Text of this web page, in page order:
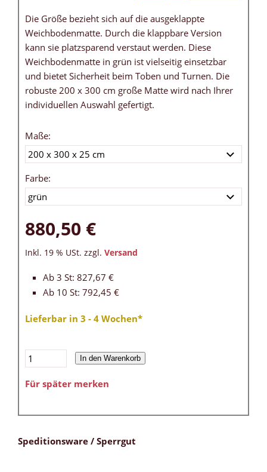
Die Größe bezieht sich auf die ausgeklappte
Weichbodenmatte. Durch die klappbare Version
kann sie platzsparend verstaut werden. Diese
Weichbodenmatte in grün ist vielseitig einsetzbar
und bietet Sicherheit beim Toben und Turnen. Die
robuste 200 x 300 cm große Matte wird nach Ihrer
individuellen Auswahl gefertigt.
Maße:
Farbe:
880,50 €
Inkl. 19 % USt. zzgl. Versand
Ab 3 St: 827,67 €
Ab 10 St: 792,45 €
Lieferbar in 3 - 4 Wochen*
In den Warenkorb
Für später merken
Speditionsware / Sperrgut